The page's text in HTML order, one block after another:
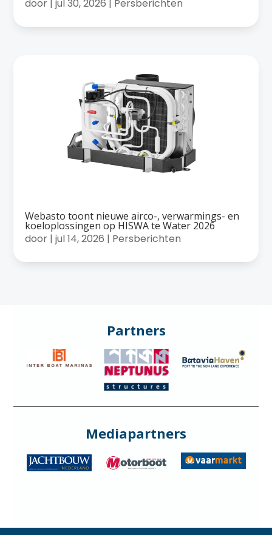
door |jul 30, 2026 | Persberichten
Webasto toont nieuwe airco-, verwarmings- en
koeloplossingen op HISWA te Water 2026
door |jul 14, 2026 | Persberichten
Partners
Mediapartners